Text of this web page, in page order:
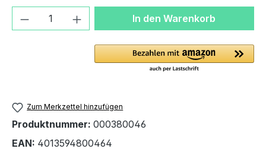
Produkt Anzahl: Gib denIn den Warenkorb
Zum Merkzettel hinzufügen
Produktnummer: 000380046
EAN: 4013594800464